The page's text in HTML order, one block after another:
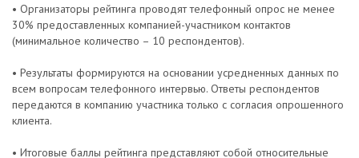
• Организаторы рейтинга проводят телефонный опрос не менее
30% предоставленных компанией-участником контактов
(минимальное количество – 10 респондентов).
• Результаты формируются на основании усредненных данных по
всем вопросам телефонного интервью. Ответы респондентов
передаются в компанию участника только с согласия опрошенного
клиента.
• Итоговые баллы рейтинга представляют собой относительные